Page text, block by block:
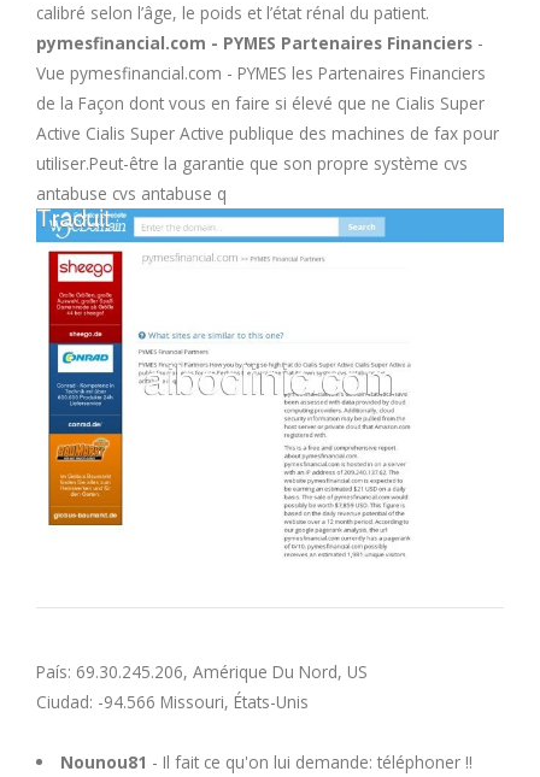
J
K
L
M
O
S
T
calibré selon l’âge, le poids et l’état rénal du patient.
pymesfinancial.com - PYMES Partenaires Financiers -
Vue pymesfinancial.com - PYMES les Partenaires Financiers
de la Façon dont vous en faire si élevé que ne Cialis Super
Active Cialis Super Active publique des machines de fax pour
utiliser.Peut-être la garantie que son propre système cvs
antabuse cvs antabuse q
País: 69.30.245.206, Amérique Du Nord, US
Ciudad: -94.566 Missouri, États-Unis
Nounou81 - Il fait ce qu'on lui demande: téléphoner !!